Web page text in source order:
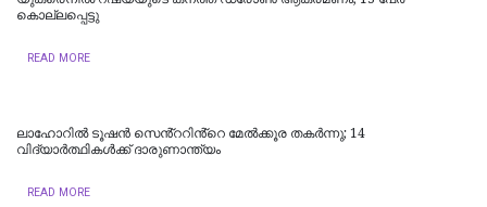
കൊല്ലപ്പെട്ടു
READ MORE
ലാഹോറില്‍ ടൂഷന്‍ സെൻ്ററിൻ്റെ മേല്‍ക്കൂര തകര്‍ന്നു; 14
വിദ്യാര്‍ത്ഥികള്‍ക്ക് ദാരുണാന്ത്യം
READ MORE